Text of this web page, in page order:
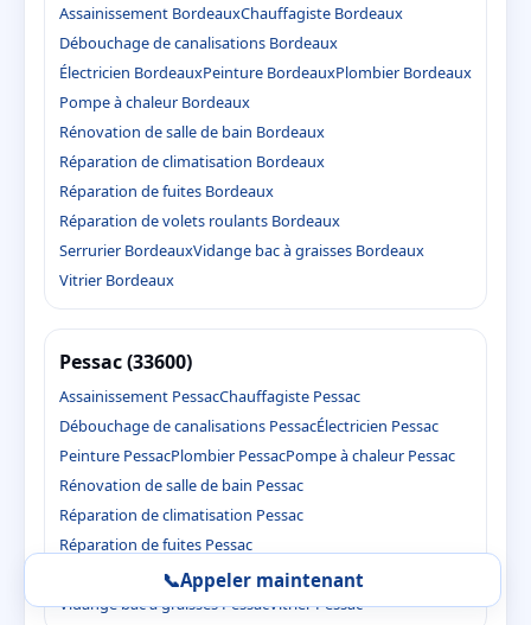
Assainissement BordeauxChauffagiste Bordeaux
Débouchage de canalisations Bordeaux
Électricien BordeauxPeinture BordeauxPlombier Bordeaux
Pompe à chaleur Bordeaux
Rénovation de salle de bain Bordeaux
Réparation de climatisation Bordeaux
Réparation de fuites Bordeaux
Réparation de volets roulants Bordeaux
Serrurier BordeauxVidange bac à graisses Bordeaux
Vitrier Bordeaux
Pessac (33600)
Assainissement PessacChauffagiste Pessac
Débouchage de canalisations PessacÉlectricien Pessac
Peinture PessacPlombier PessacPompe à chaleur Pessac
Rénovation de salle de bain Pessac
Réparation de climatisation Pessac
Réparation de fuites Pessac
Réparation de volets roulants PessacSerrurier Pessac
Vidange bac à graisses PessacVitrier Pessac
📞Appeler maintenant